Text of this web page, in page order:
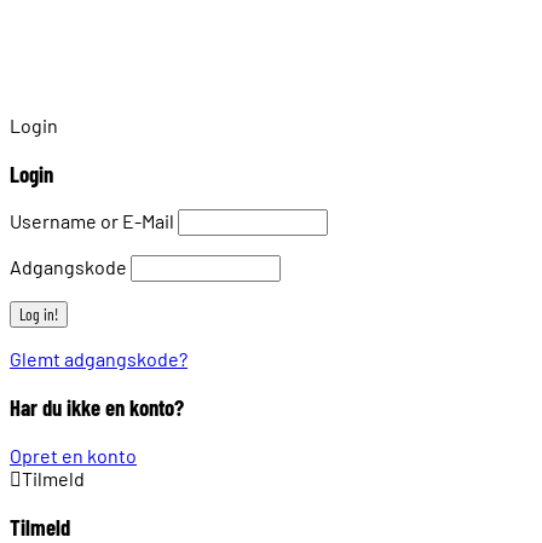
Login
Login
Username or E-Mail
Adgangskode
Glemt adgangskode?
Har du ikke en konto?
Opret en konto
Tilmeld
Tilmeld